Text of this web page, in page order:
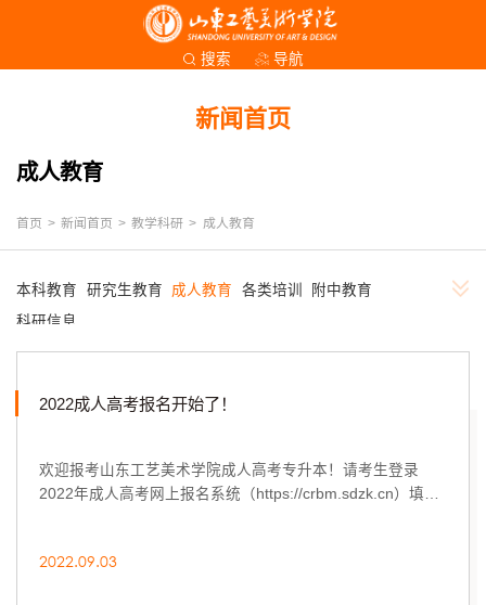
搜索 导航
新闻首页
成人教育
首页 > 新闻首页 > 教学科研 > 成人教育
本科教育 研究生教育 成人教育 各类培训
附中教育
科研信息
2022成人高考报名开始了！
欢迎报考山东工艺美术学院成人高考专升本！请考生登录
2022年成人高考网上报名系统（https://crbm.sdzk.cn）填写
2022.09.03